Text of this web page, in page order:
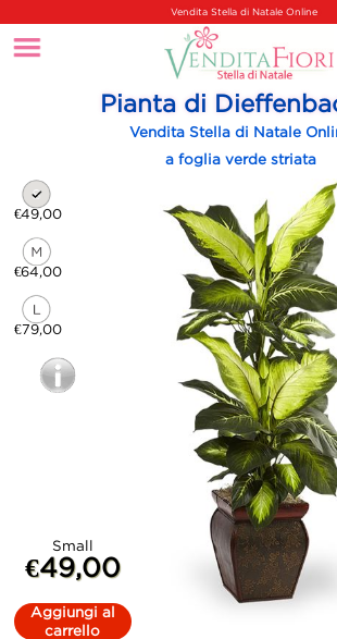
Vendita Stella di Natale Online
Pianta di
Vendita Stella di Natale
a foglia verde striata
€49,00
€64,00
€79,00
Small
€49,00
Aggiungi al
carrello